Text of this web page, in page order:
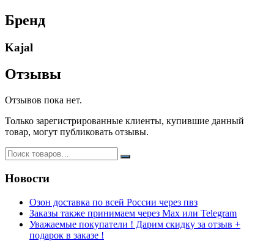
Бренд
Kajal
Отзывы
Отзывов пока нет.
Только зарегистрированные клиенты, купившие данный
товар, могут публиковать отзывы.
Новости
Озон доставка по всей России через пвз
Заказы также принимаем через Max или Telegram
Уважаемые покупатели ! Дарим скидку за отзыв +
подарок в заказе !